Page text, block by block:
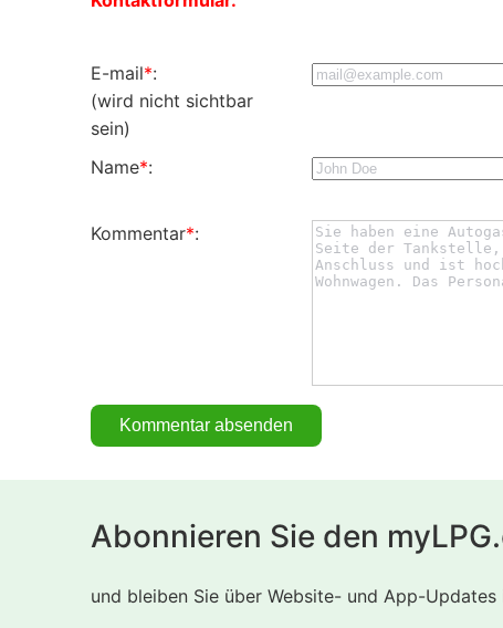
E-mail*:
(wird nicht sichtbar
sein)
Name*:
Kommentar*:
Abonnieren Sie den
und bleiben Sie über Website- und App-